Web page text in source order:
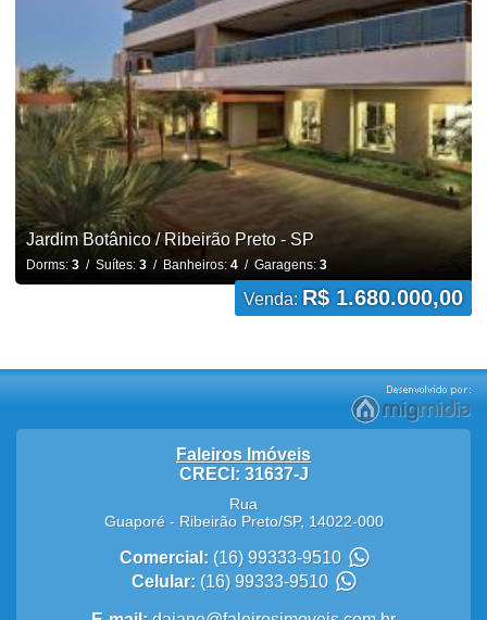
Jardim Botânico / Ribeirão Preto - SP
Dorms: 3/ Suítes: 3/ Banheiros: 4/ Garagens: 3
Venda: R$ 1.680.000,00
Faleiros Imóveis
CRECI: 31637-J
Rua
Guaporé- Ribeirão Preto/SP, 14022-000
Comercial: (16) 99333-9510
Celular: (16) 99333-9510